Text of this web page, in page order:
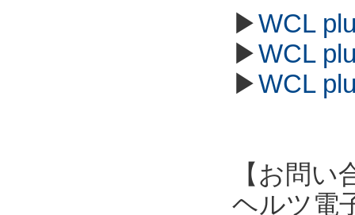
▶WCL
▶WCL
▶WCL
【お問い
ヘルツ電